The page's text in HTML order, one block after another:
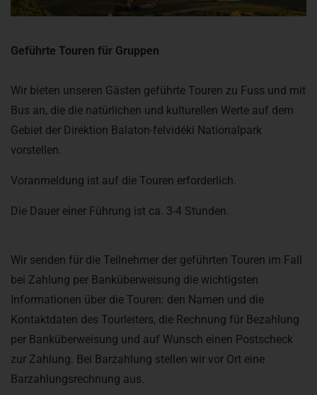
Geführte Touren für Gruppen
Wir bieten unseren Gästen geführte Touren zu Fuss und mit
Bus an, die die natürlichen und kulturellen Werte auf dem
Gebiet der Direktion Balaton-felvidéki Nationalpark
vorstellen.
Voranmeldung ist auf die Touren erforderlich.
Die Dauer einer Führung ist ca. 3-4 Stunden.
Wir senden für die Teilnehmer der geführten Touren im Fall
bei Zahlung per Banküberweisung die wichtigsten
Informationen über die Touren: den Namen und die
Kontaktdaten des Tourleiters, die Rechnung für Bezahlung
per Banküberweisung und auf Wunsch einen Postscheck
zur Zahlung. Bei Barzahlung stellen wir vor Ort eine
Barzahlungsrechnung aus.